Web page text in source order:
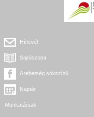
Hírlevél
Sajtószoba
A tehetség sokszínű
Naptár
Munkatársak